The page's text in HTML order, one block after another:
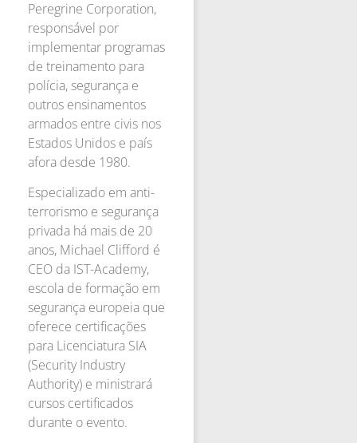
Peregrine Corporation,
responsável por
implementar programas
de treinamento para
polícia, segurança e
outros ensinamentos
armados entre civis nos
Estados Unidos e país
afora desde 1980.
Especializado em anti-
terrorismo e segurança
privada há mais de 20
anos, Michael Clifford é
CEO da IST-Academy,
escola de formação em
segurança europeia que
oferece certificações
para Licenciatura SIA
(Security Industry
Authority) e ministrará
cursos certificados
durante o evento.